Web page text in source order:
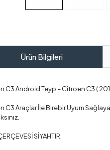
Ürün Bilgileri
C3 Android Teyp – Citroen C3 (
C3 Araçlar İle Birebir Uyum
SİYAHTIR.